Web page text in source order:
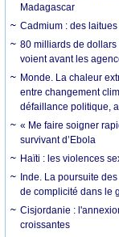
Madagascar
Cadmium : des
80 milliards de dollars
voient avant les
Monde. La chaleur
entre changement
défaillance politique,
« Me faire soigner
survivant d’Ebola
Haïti : les violences
Inde. La poursuite
de complicité dans le
Cisjordanie :
croissantes